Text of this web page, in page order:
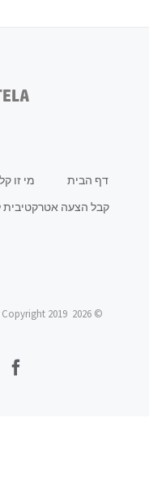
דף הבית מי זו
קבל הצעה אטרקטיבית
© Copyright 2019 2026 | קליאנטלה | All Rights Reserved